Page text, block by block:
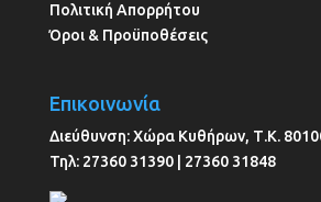
Πολιτική Απορρήτου
Όροι & Προϋποθέσεις
Επικοινωνία
Διεύθυνση:Χώρα Κυθήρων, Τ.Κ.
Τηλ: 27360 31390| 27360 31848